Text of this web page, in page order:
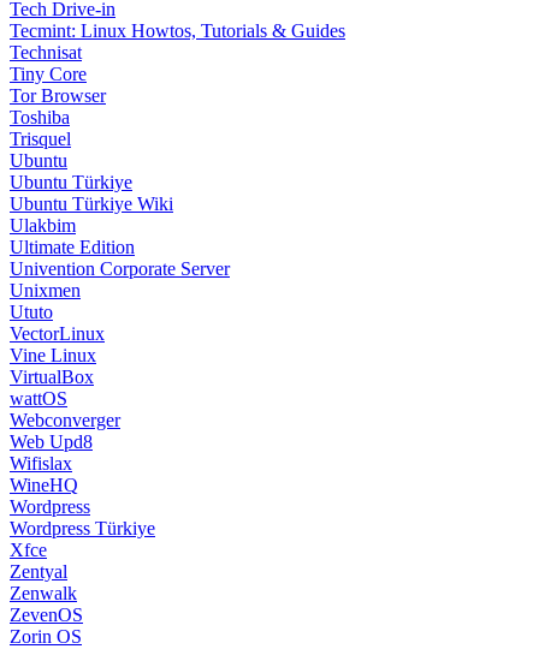
Tech Drive-in
Tecmint: Linux Howtos, Tutorials & Guides
Technisat
Tiny Core
Tor Browser
Toshiba
Trisquel
Ubuntu
Ubuntu Türkiye
Ubuntu Türkiye Wiki
Ulakbim
Ultimate Edition
Univention Corporate Server
Unixmen
Ututo
VectorLinux
Vine Linux
VirtualBox
wattOS
Webconverger
Web Upd8
Wifislax
WineHQ
Wordpress
Wordpress Türkiye
Xfce
Zentyal
Zenwalk
ZevenOS
Zorin OS